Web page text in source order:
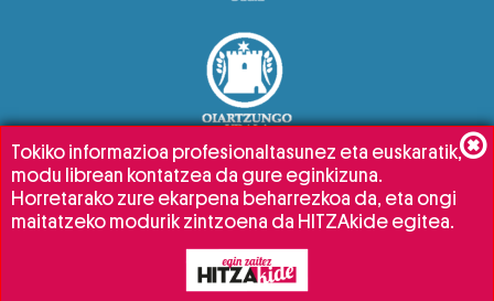
Tokiko informazioa profesionaltasunez eta euskaratik,
modu librean kontatzea da gure eginkizuna.
Horretarako zure ekarpena beharrezkoa da, eta ongi
maitatzeko modurik zintzoena da HITZAkide egitea.